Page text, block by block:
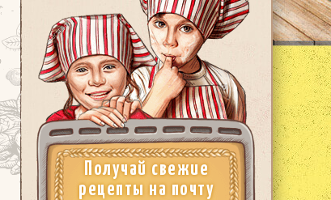
Получай свежие
рецепты на почту